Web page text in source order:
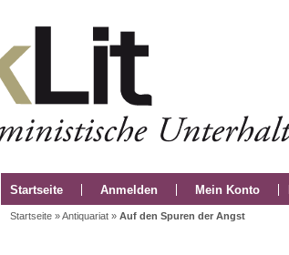
Startseite Anmelden Mein Konto
Startseite »Antiquariat » Auf den Spuren der Angst